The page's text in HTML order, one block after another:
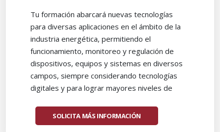
Tu formación abarcará nuevas tecnologías
para diversas aplicaciones en el ámbito de la
industria energética, permitiendo el
funcionamiento, monitoreo y regulación de
dispositivos, equipos y sistemas en diversos
campos, siempre considerando tecnologías
digitales y para lograr mayores niveles de
interoperabilidad.
SOLICITA MÁS INFORMACIÓN